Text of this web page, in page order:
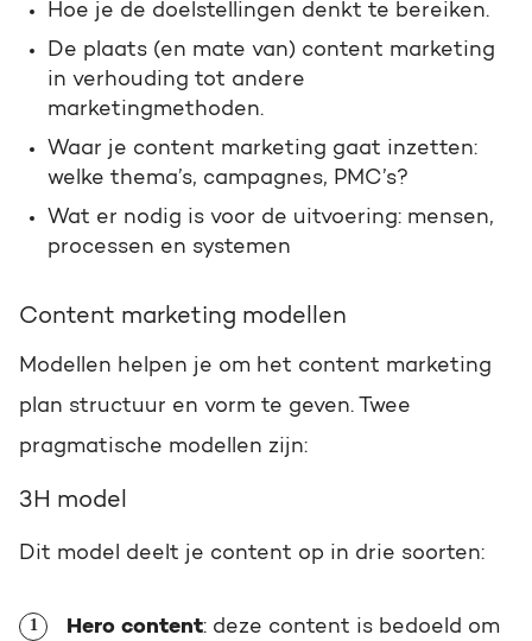
Hoe je de doelstellingen denkt te bereiken.
De plaats (en mate van) content marketing
in verhouding tot andere
marketingmethoden.
Waar je content marketing gaat inzetten:
welke thema’s, campagnes, PMC’s?
Wat er nodig is voor de uitvoering: mensen,
processen en systemen
Content marketing modellen
Modellen helpen je om het content marketing
plan structuur en vorm te geven. Twee
pragmatische modellen zijn:
3H model
Dit model deelt je content op in drie soorten:
Hero content: deze content is bedoeld om